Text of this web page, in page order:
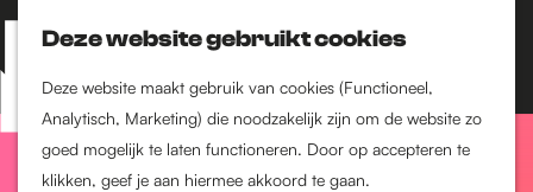
Deze website gebruikt cookies
Deze website maakt gebruik van cookies (Functioneel,
Analytisch, Marketing) die noodzakelijk zijn om de website zo
goed mogelijk te laten functioneren. Door op accepteren te
klikken, geef je aan hiermee akkoord te gaan.
Z
o
e
k
e
K
a
a
r
t
M
e
n
Nijmegen-Nieuw-West
Dukenburg
Lindenholt